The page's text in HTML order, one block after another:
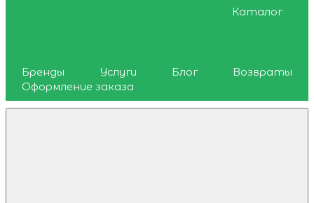
Каталог
Бренды Услуги Блог
Возвраты
Оформление заказа